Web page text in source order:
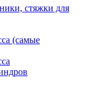
стяжки для
(самые